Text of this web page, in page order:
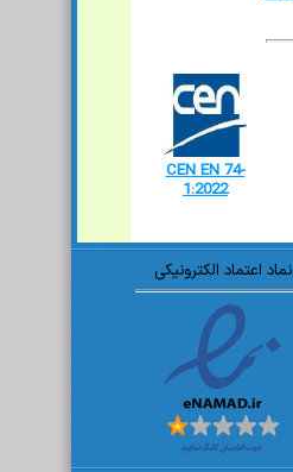
CEN EN 74-
1:2022
نماد اعتماد الکترونیکی